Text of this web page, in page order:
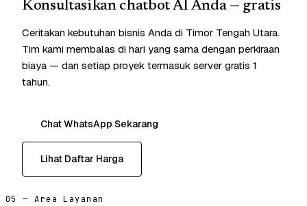
Konsultasikan chatbot AI Anda — gratis
Ceritakan kebutuhan bisnis Anda di Timor Tengah Utara.
Tim kami membalas di hari yang sama dengan perkiraan
biaya — dan setiap proyek termasuk server gratis 1
tahun.
Chat WhatsApp Sekarang
Lihat Daftar Harga
05 — Area Layanan